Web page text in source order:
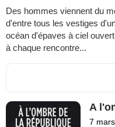
Des hommes viennent du
d'entre tous les vestiges
océan d'épaves à ciel
à chaque rencontre...
A
7